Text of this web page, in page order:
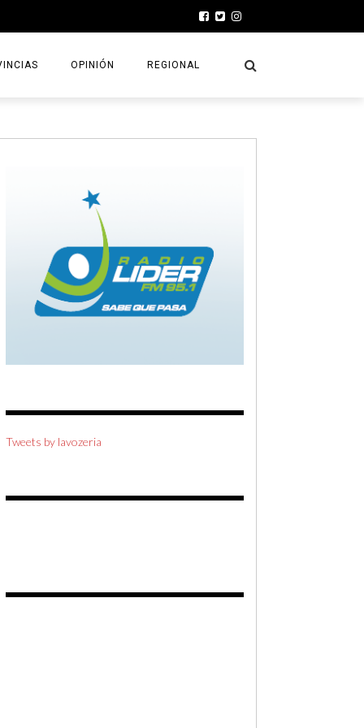
OPINIÓN REGIONAL
Tweets by lavozeria